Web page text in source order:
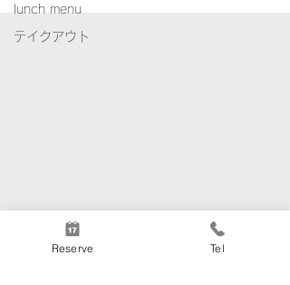
lunch menu
テイクアウト
Reserve Tel